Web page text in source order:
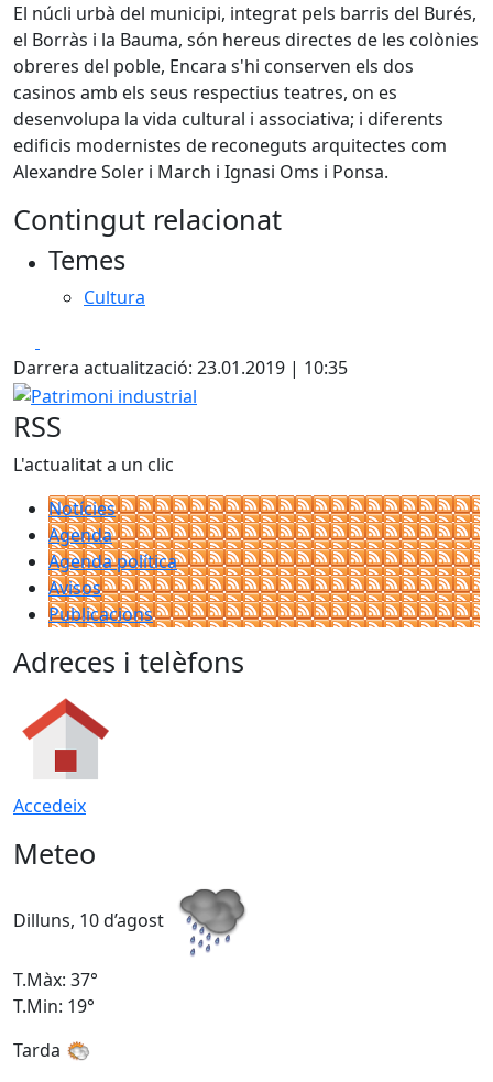
El núcli urbà del municipi, integrat pels barris del Burés,
el Borràs i la Bauma, són hereus directes de les colònies
obreres del poble, Encara s'hi conserven els dos
casinos amb els seus respectius teatres, on es
desenvolupa la vida cultural i associativa; i diferents
edificis modernistes de reconeguts arquitectes com
Alexandre Soler i March i Ignasi Oms i Ponsa.
Contingut relacionat
Temes
Cultura
Darrera actualització: 23.01.2019 | 10:35
Patrimoni industrial
RSS
L'actualitat a un clic
Notícies
Agenda
Agenda política
Avisos
Publicacions
Adreces i telèfons
Accedeix
Meteo
Dilluns, 10 d’agost
T.Màx: 37°
T.Min: 19°
Tarda